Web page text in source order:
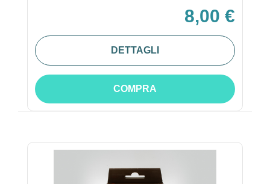
8,00 €
DETTAGLI
COMPRA